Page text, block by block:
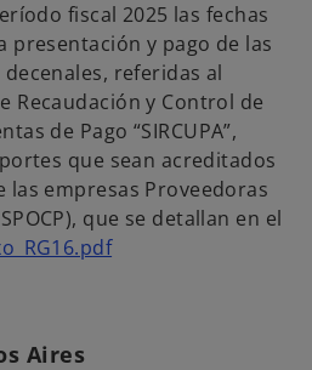
n
a
e
s
t
a
ñ
fiscal 2025 las fechas
presentación y pago de las
referidas al
Recaudación y Control de
de Pago “SIRCUPA”,
que sean acreditados
las empresas Proveedoras
que se detallan en el
Aires